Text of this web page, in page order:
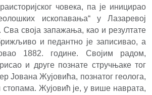
човека, па је иницирао
ископавања“ у Лазаревој
Сва своја запажања, као и резултате
и педантно је записивао, а
1882. године. Својим радом,
и друге познате стручњаке тог
Јована Жујовића, познатог геолога,
Жујовић је, у више наврата,